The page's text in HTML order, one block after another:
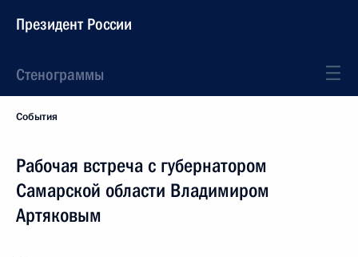
Президент России
Стенограммы
События
Рабочая встреча с губернатором
Самарской области Владимиром
Артяковым